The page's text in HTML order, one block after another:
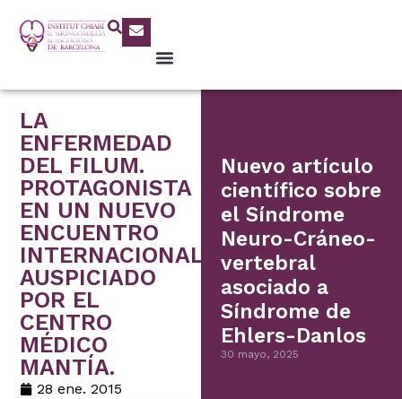
LA
ENFERMEDAD
DEL FILUM.
PROTAGONISTA
EN UN NUEVO
ENCUENTRO
INTERNACIONAL
AUSPICIADO
POR EL
CENTRO
MÉDICO
MANTÍA.
28 ene. 2015
Nuevo artículo
científico sobre
el Síndrome
Neuro-Cráneo-
vertebral
asociado a
Síndrome de
Ehlers-Danlos
30 mayo, 2025